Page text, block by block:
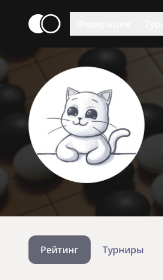
Рейтинг Турниры